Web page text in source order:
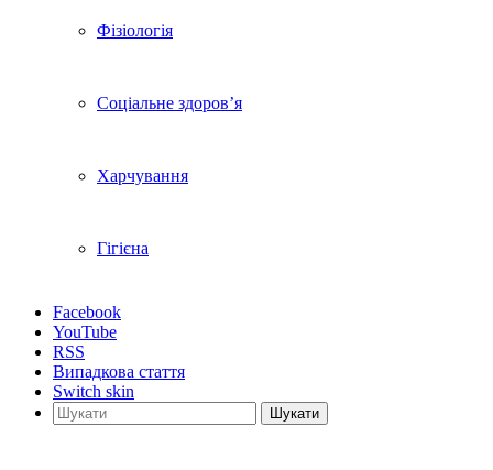
Фізіологія
Соціальне здоров’я
Харчування
Гігієна
Facebook
YouTube
RSS
Випадкова стаття
Switch skin
Шукати